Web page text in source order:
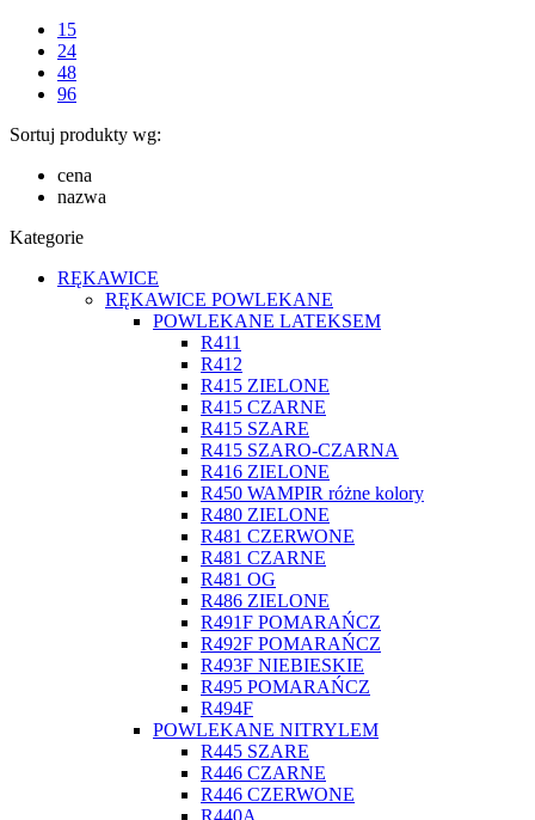
15
24
48
96
Sortuj produkty wg:
cena
nazwa
Kategorie
RĘKAWICE
RĘKAWICE POWLEKANE
POWLEKANE LATEKSEM
R411
R412
R415 ZIELONE
R415 CZARNE
R415 SZARE
R415 SZARO-CZARNA
R416 ZIELONE
R450 WAMPIR różne kolory
R480 ZIELONE
R481 CZERWONE
R481 CZARNE
R481 OG
R486 ZIELONE
R491F POMARAŃCZ
R492F POMARAŃCZ
R493F NIEBIESKIE
R495 POMARAŃCZ
R494F
POWLEKANE NITRYLEM
R445 SZARE
R446 CZARNE
R446 CZERWONE
R440A